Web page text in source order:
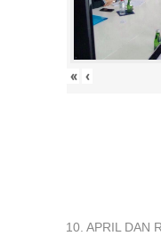
« ‹
10. APRIL DAN